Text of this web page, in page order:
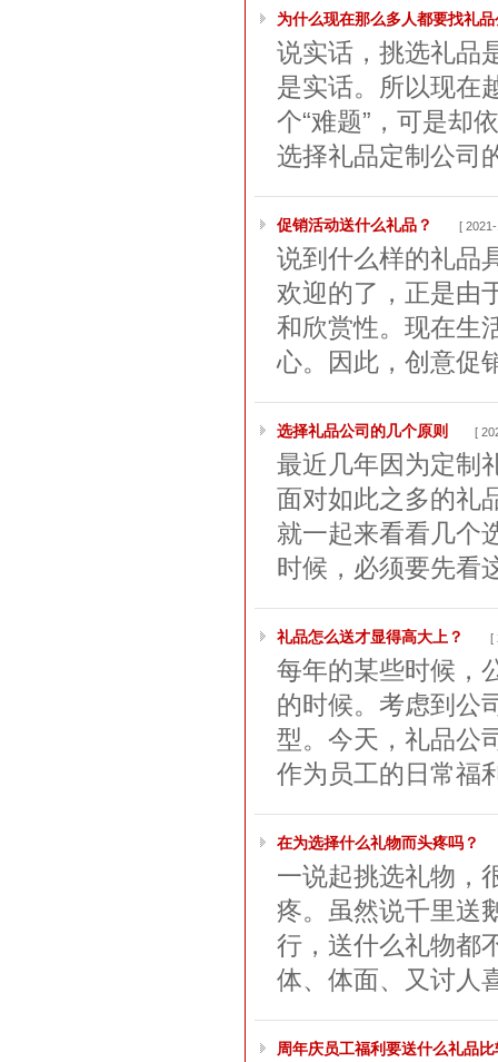
为什么现在那么多人都要找礼
说实话，挑选礼品
是实话。所以现在
个“难题”，可是却
选择礼品定制公司
促销活动送什么礼品？ [
说到什么样的礼品
欢迎的了，正是由
和欣赏性。现在生
心。因此，创意促
选择礼品公司的几个原则 [
最近几年因为定制
面对如此之多的礼
就一起来看看几个
时候，必须要先看
礼品怎么送才显得高大上？ [
每年的某些时候，
的时候。考虑到公
型。今天，礼品公
作为员工的日常福
​在为选择什么礼物而头疼吗？
一说起挑选礼物，
疼。虽然说千里送
行，送什么礼物都
体、体面、又讨人
周年庆员工福利要送什么礼品